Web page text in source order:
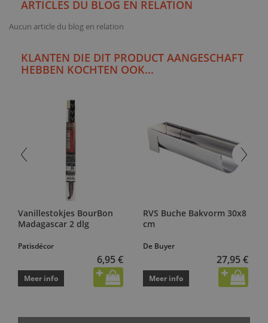
ARTICLES DU BLOG EN RELATION
Aucun article du blog en relation
KLANTEN DIE DIT PRODUCT AANGESCHAFT
HEBBEN KOCHTEN OOK...
Vanillestokjes BourBon
Madagascar 2 dlg
Patisdécor
6,95 €
Meer info
RVS Buche Bakvorm 30x8
cm
De Buyer
27,95 €
Meer info